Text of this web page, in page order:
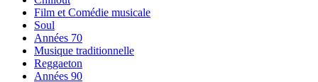
Film et Comédie musicale
Soul
Années 70
Musique traditionnelle
Reggaeton
Années 90